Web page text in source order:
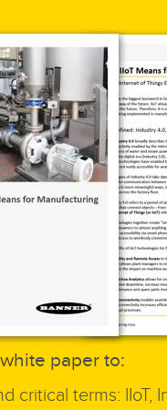
paper to:
critical terms: IIoT,